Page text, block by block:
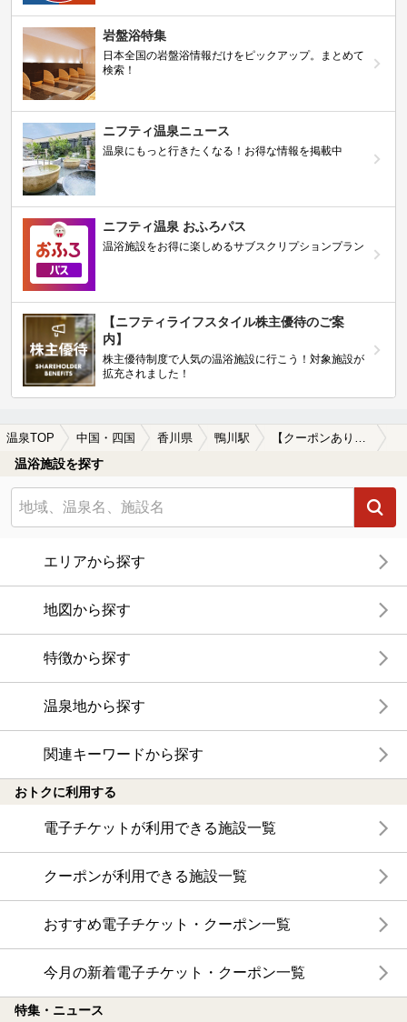
岩盤浴特集
日本全国の岩盤浴情報だけをピックアップ。まとめて
検索！
ニフティ温泉ニュース
温泉にもっと行きたくなる！お得な情報を掲載中
ニフティ温泉 おふろパス
温浴施設をお得に楽しめるサブスクリプションプラン
【ニフティライフスタイル株主優待のご案
内】
株主優待制度で人気の温浴施設に行こう！対象施設が
拡充されました！
温泉TOP 中国・四国 香川県 鴨川駅 【クーポンあり】ホテルで楽しめる鴨川駅近くの温泉、日帰り温泉、スーパー銭湯おすすめ
温浴施設を探す
エリアから探す
地図から探す
特徴から探す
温泉地から探す
関連キーワードから探す
おトクに利用する
電子チケットが利用できる施設一覧
クーポンが利用できる施設一覧
おすすめ電子チケット・クーポン一覧
今月の新着電子チケット・クーポン一覧
特集・ニュース